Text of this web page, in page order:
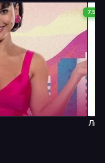
7.5